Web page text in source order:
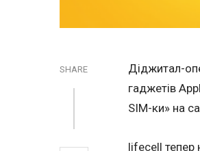
SHARE
Діджитал-
гаджетів
SIM-ки» на
lifecell тепер